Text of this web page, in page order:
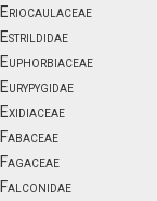
Eriocaulaceae
Estrildidae
Euphorbiaceae
Eurypygidae
Exidiaceae
Fabaceae
Fagaceae
Falconidae